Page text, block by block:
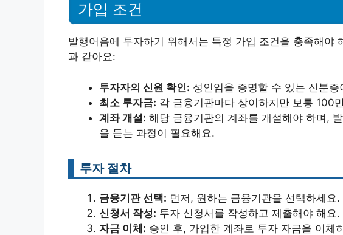
가입 조건
발행어음에 투자하기 위해서는 특정 가입 조건을 충족해야
과 같아요:
투자자의 신원 확인: 성인임을 증명할 수 있는 신분증
최소 투자금: 각 금융기관마다 상이하지만 보통 100
계좌 개설: 해당 금융기관의 계좌를 개설해야 하며,
을 듣는 과정이 필요해요.
투자 절차
금융기관 선택: 먼저, 원하는 금융기관을 선택하세요.
신청서 작성: 투자 신청서를 작성하고 제출해야 해요.
자금 이체: 승인 후, 가입한 계좌로 투자 자금을 이체